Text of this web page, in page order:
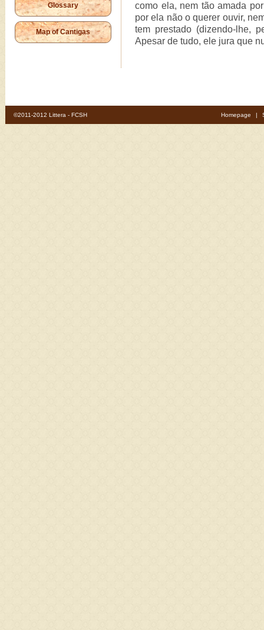
Glossary
Map of Cantigas
como ela, nem tão amada
por ela não o querer ouvir,
tem prestado (dizendo-lhe,
Apesar de tudo, ele jura que
©2011-2012 Littera - FCSH Homepage |